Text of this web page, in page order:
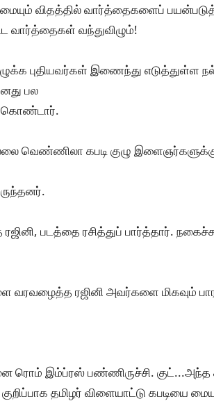
விதத்தில் வார்த்தைகளைப்
வார்த்தைகள் வந்துவிழும்!
புதியவர்கள் இணைந்து எடுத்துள்ள
பல
கொண்டார்.
வெண்ணிலா கபடி குழு
படத்தை ரசித்துப் பார்த்தார்.
வரவழைத்த ரஜினி அவர்களை மிகவும்
ரொம் இம்ப்ரஸ் பண்ணிருச்சி.
தமிழர் விளையாட்டு கபடியை